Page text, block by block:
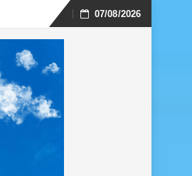
Skip
07/08/2026